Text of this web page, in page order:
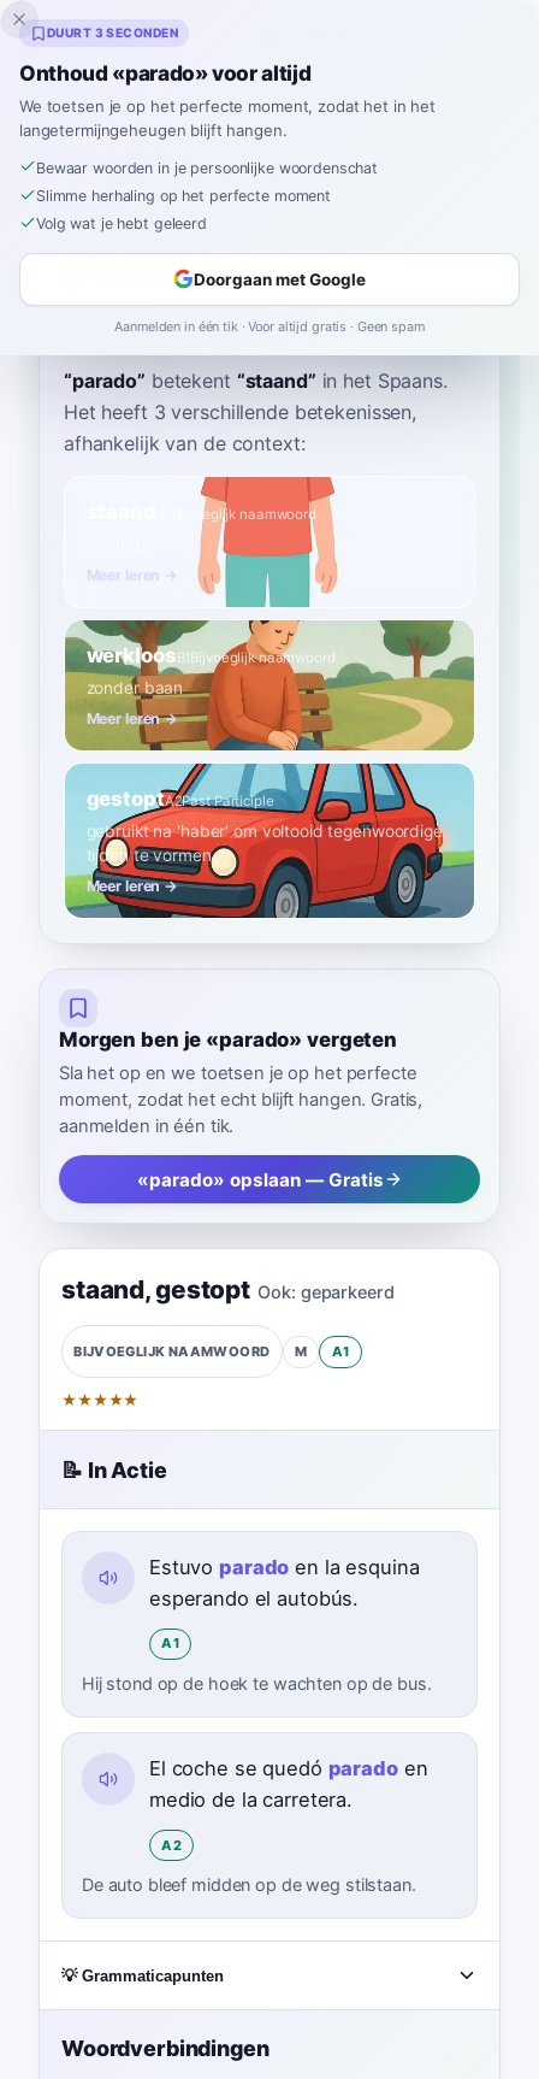
Inklingo
Home› Spaans›Woordenboek›parado
parado
pah-RAH-doh paˈɾaðo
“parado” betekent “staand” in het Spaans.
Het heeft 3 verschillende betekenissen,
afhankelijk van de context:
Bijvoeglijk naamwoord
Meer leren →
werkloosB1 Bijvoeglijk naamwoord
zonder baan
Meer leren →
gestoptA2Past Participle
gebruikt na 'haber' om voltooid tegenwoordige
tijden te vormen
Meer leren →
Morgen ben je «parado» vergeten
Sla het op en we toetsen je op het perfecte
moment, zodat het echt blijft hangen. Gratis,
aanmelden in één tik.
«parado» opslaan — Gratis
staand,gestopt Ook: geparkeerd
BIJVOEGLIJK NAAMWOORD M A1
★★★★★
📝 In Actie
Estuvo parado en la esquina
esperando el autobús.
A1
Hij stond op de hoek te wachten op de bus.
El coche se quedó paradoen
medio de la carretera.
A2
De auto bleef midden op de weg stilstaan.
💡 Grammaticapunten
Woordverbindingen
DUURT 3 SECONDEN
Onthoud «parado» voor altijd
We toetsen je op het perfecte moment, zodat het in het
langetermijngeheugen blijft hangen.
Bewaar woorden in je persoonlijke woordenschat
Slimme herhaling op het perfecte moment
Volg wat je hebt geleerd
Doorgaan met Google
Aanmelden in één tik · Voor altijd gratis · Geen spam